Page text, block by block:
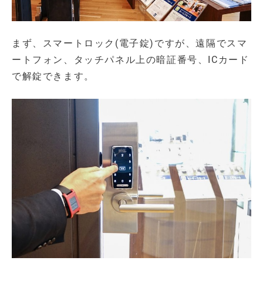
まず、スマートロック(電子錠)ですが、遠隔でスマ
ートフォン、タッチパネル上の暗証番号、ICカード
で解錠できます。